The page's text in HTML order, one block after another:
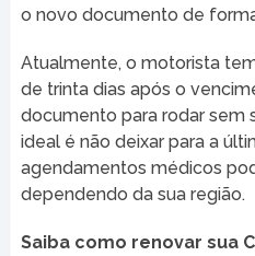
o novo documento de
Atualmente, o motorista
de trinta dias após o
documento para rodar sem
ideal é não deixar para a
agendamentos médicos
dependendo da sua região.
Saiba como renovar sua